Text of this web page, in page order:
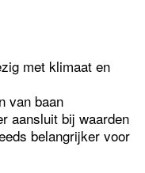
met klimaat en
van baan
aansluit bij waarden
belangrijker voor